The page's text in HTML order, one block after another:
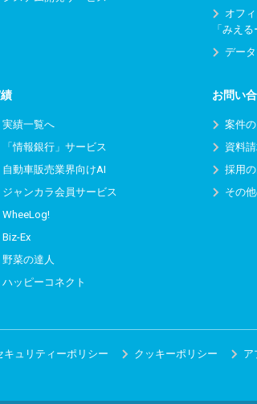
オフ
「みえる
データ
実績一覧へ
「情報銀行」サービス
自動車販売業界向けAI
ジャンカラ会員サービス
WheeLog!
Biz-Ex
野菜の達人
ハッピーコネクト
お問い
案件
資料
採用
その
キュリティーポリシー クッキーポリシー ア